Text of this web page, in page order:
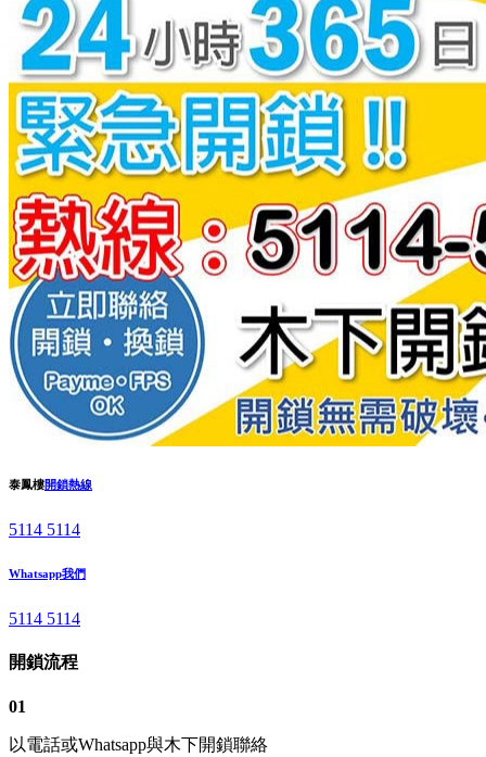
泰鳳樓開鎖熱線
5114 5114
Whatsapp我們
5114 5114
開鎖流程
01
以電話或Whatsapp與木下開鎖聯絡